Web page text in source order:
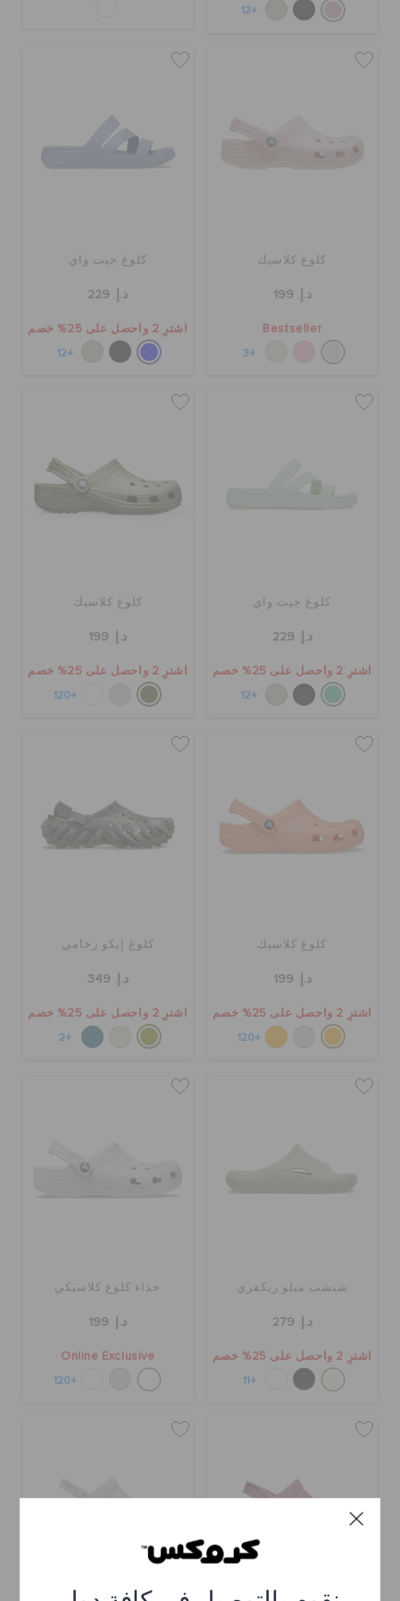
+12
كلوغ كلاسيك
د.إ. 199
Bestseller
+3
كلوغ جيت واي
د.إ. 229
اشترِ 2 واحصل على 25% خصم
+12
كلوغ جيت واي
د.إ. 229
اشترِ 2 واحصل على 25% خصم
+12
كلوغ كلاسيك
د.إ. 199
اشترِ 2 واحصل على 25% خصم
+120
كلوغ كلاسيك
د.إ. 199
اشترِ 2 واحصل على 25% خصم
+120
كلوغ إيكو رخامي
د.إ. 349
اشترِ 2 واحصل على 25% خصم
+2
شبشب ميلو ريكفري
د.إ. 279
اشترِ 2 واحصل على 25% خصم
+11
حذاء كلوغ كلاسيكي
د.إ. 199
Online Exclusive
+120